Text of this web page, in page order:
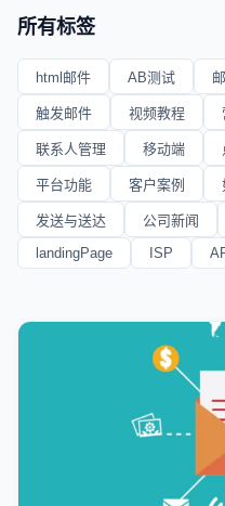
所有标签
html邮件 AB测试
触发邮件 视频教程
联系人管理 移动端
平台功能 客户案例
发送与送达 公司新闻
landingPage
ISP